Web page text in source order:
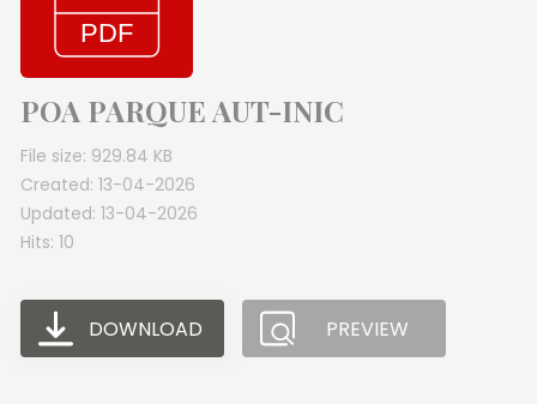
POA PARQUE AUT-INIC
File size: 929.84 KB
Created: 13-04-2026
Updated: 13-04-2026
Hits: 10
DOWNLOAD PREVIEW